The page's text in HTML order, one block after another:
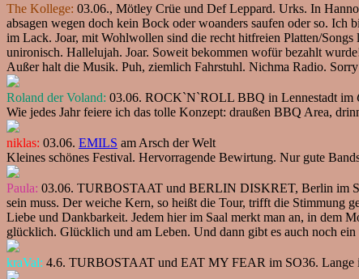
The Kollege: 03.06., Mötley Crüe und Def Leppard. Urks. In
absagen wegen doch kein Bock oder woanders saufen oder so. Ich
im Lack. Joar, mit Wohlwollen sind die recht hitfreien Platten/
unironisch. Hallelujah. Joar. Soweit bekommen wofür bezahlt
Außer halt die Musik. Puh, ziemlich Fahrstuhl. Nichma Radio.
Roland der Voland: 03.06. ROCK`N`ROLL BBQ in Lennestadt im
Wie jedes Jahr feiere ich das tolle Konzept: draußen BBQ Area,
niklas: 03.06. EMILS am Arsch der Welt
Kleines schönes Festival. Hervorragende Bewirtung. Nur gute
Paula: 03.06. TURBOSTAAT und BERLIN DISKRET, Berlin im
sein muss. Der weiche Kern, so heißt die Tour, trifft die Stimmung
Liebe und Dankbarkeit. Jedem hier im Saal merkt man an, in dem
glücklich. Glücklich und am Leben. Und dann gibt es auch noch
kraVal: 4.6. TURBOSTAAT und EAT MY FEAR im SO36. Lange